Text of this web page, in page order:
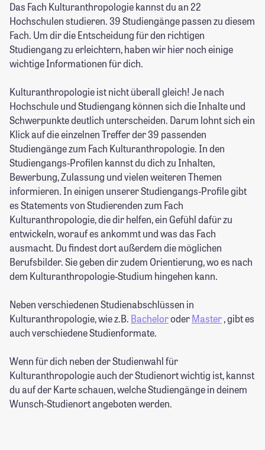
Das Fach Kulturanthropologie kannst du an 22
Hochschulen studieren. 39 Studiengänge passen zu diesem
Fach. Um dir die Entscheidung für den richtigen
Studiengang zu erleichtern, haben wir hier noch einige
wichtige Informationen für dich.
Kulturanthropologie ist nicht überall gleich! Je nach
Hochschule und Studiengang können sich die Inhalte und
Schwerpunkte deutlich unterscheiden. Darum lohnt sich ein
Klick auf die einzelnen Treffer der 39 passenden
Studiengänge zum Fach Kulturanthropologie. In den
Studiengangs-Profilen kannst du dich zu Inhalten,
Bewerbung, Zulassung und vielen weiteren Themen
informieren. In einigen unserer Studiengangs-Profile gibt
es Statements von Studierenden zum Fach
Kulturanthropologie, die dir helfen, ein Gefühl dafür zu
entwickeln, worauf es ankommt und was das Fach
ausmacht. Du findest dort außerdem die möglichen
Berufsbilder. Sie geben dir zudem Orientierung, wo es nach
dem Kulturanthropologie-Studium hingehen kann.
Neben verschiedenen Studienabschlüssen in
Kulturanthropologie, wie z.B. BacheloroderMaster, gibt es
auch verschiedene Studienformate.
Wenn für dich neben der Studienwahl für
Kulturanthropologie auch der Studienort wichtig ist, kannst
du auf der Karte schauen, welche Studiengänge in deinem
Wunsch-Studienort angeboten werden.